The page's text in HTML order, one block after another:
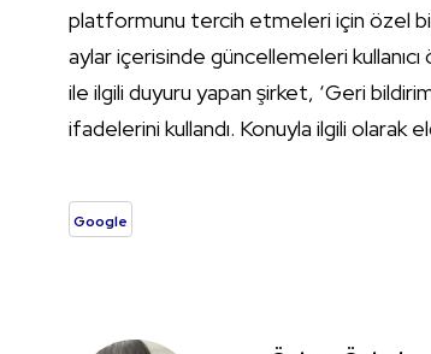
platformunu tercih etmeleri için özel
aylar içerisinde güncellemeleri
ile ilgili duyuru yapan şirket, ‘Geri
ifadelerini kullandı. Konuyla ilgili olarak
Google